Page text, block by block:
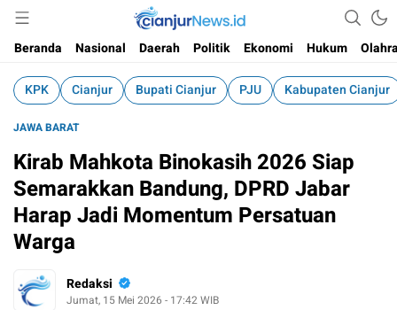
cianjurnews.id
Informasi Faktual dan Berimbang
Beranda
Nasional Daerah Politik Ekonomi Hukum
KPK Cianjur Bupati Cianjur PJU Kabupaten Cianjur
JAWA BARAT
Kirab Mahkota Binokasih 2026 Siap
Semarakkan Bandung, DPRD Jabar
Harap Jadi Momentum Persatuan
Warga
Redaksi
Jumat, 15 Mei 2026 - 17:42 WIB